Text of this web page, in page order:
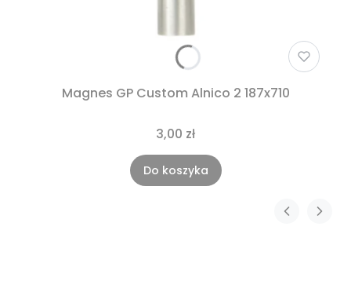
Magnes GP Custom Alnico 2 187x710
3,00 zł
Do koszyka